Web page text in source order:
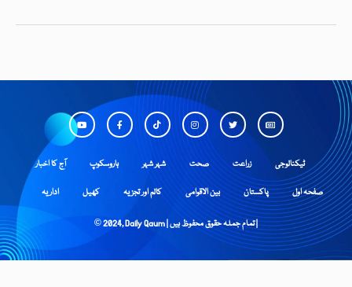
آج کا اخبار ہاروسکوپ شہر شہر صحت زراعت ٹیکنالوجی
اداریہ کھیل کالم اور تجزیہ بین الاقوامی پاکستان صفحہ اول
© 2024, Daily Qaum | تمام جملہ حقوق محفوظ ہیں |